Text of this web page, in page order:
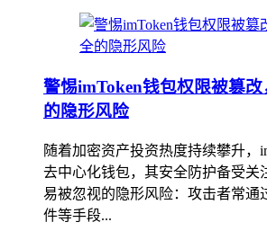
警惕imToken钱包权限被篡
的隐形风险
随着加密资产投资热度持续攀升，
去中心化钱包，其安全防护备受关
易被忽视的隐形风险：攻击者常通
件等手段...